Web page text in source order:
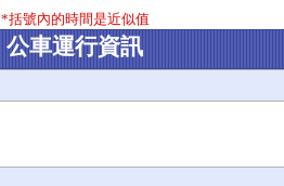
*括號內的時間是近似值
公車運行資訊